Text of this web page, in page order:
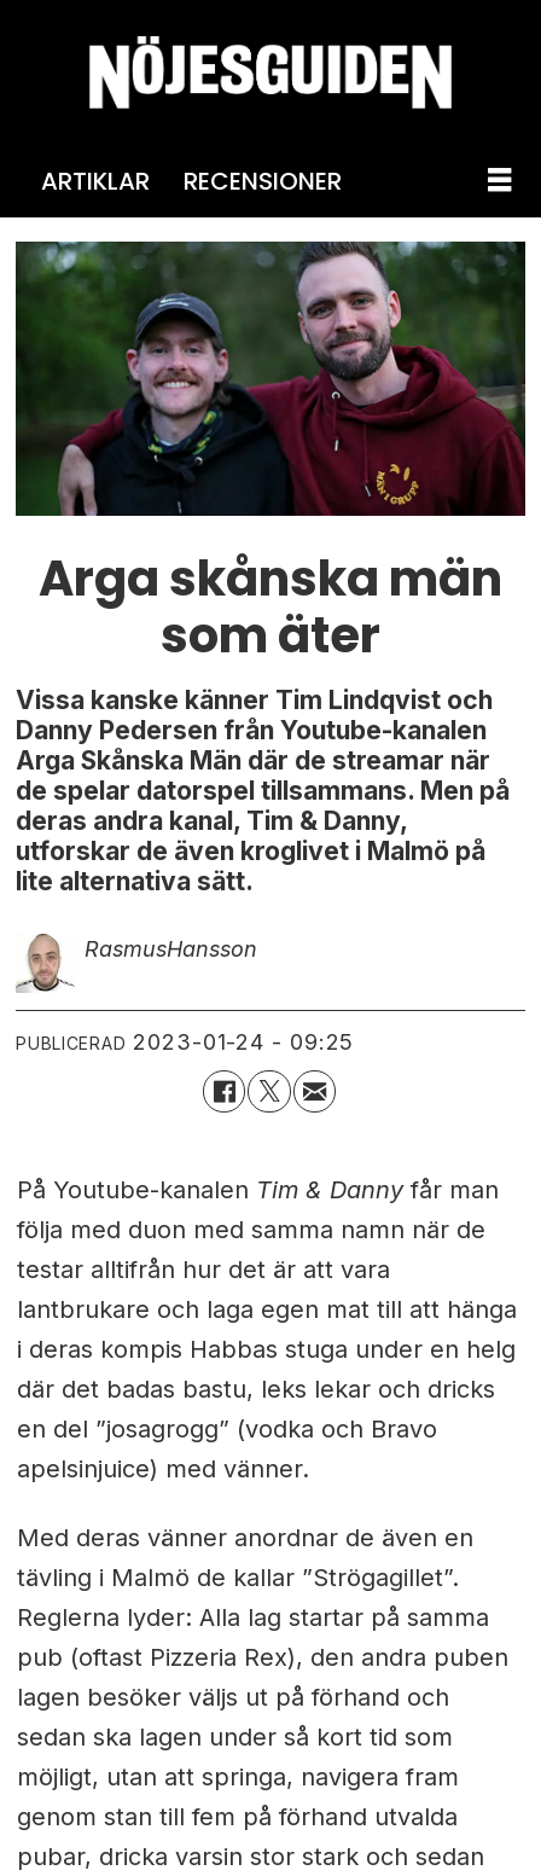
ARTIKLAR RECENSIONER
Arga skånska män
som äter
Vissa kanske känner Tim Lindqvist och
Danny Pedersen från Youtube-kanalen
Arga Skånska Män där de streamar när
de spelar datorspel tillsammans. Men på
deras andra kanal, Tim & Danny,
utforskar de även kroglivet i Malmö på
lite alternativa sätt.
RasmusHansson
PUBLICERAD 2023-01-24 - 09:25
På Youtube-kanalen Tim & Dannyfår man
följa med duon med samma namn när de
testar alltifrån hur det är att vara
lantbrukare och laga egen mat till att hänga
i deras kompis Habbas stuga under en helg
där det badas bastu, leks lekar och dricks
en del ”josagrogg” (vodka och Bravo
apelsinjuice) med vänner.
Med deras vänner anordnar de även en
tävling i Malmö de kallar ”Strögagillet”.
Reglerna lyder: Alla lag startar på samma
pub (oftast Pizzeria Rex), den andra puben
lagen besöker väljs ut på förhand och
sedan ska lagen under så kort tid som
möjligt, utan att springa, navigera fram
genom stan till fem på förhand utvalda
pubar, dricka varsin stor stark och sedan